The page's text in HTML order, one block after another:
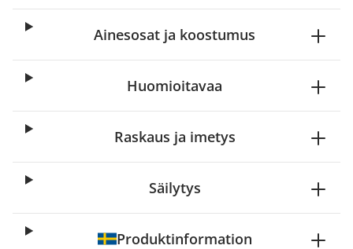
Ainesosat ja koostumus
Huomioitavaa
Raskaus ja imetys
Säilytys
Produktinformation